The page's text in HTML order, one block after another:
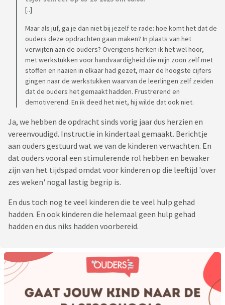
[..]
Maar als juf, ga je dan niet bij jezelf te rade: hoe komt het dat de
ouders deze opdrachten gaan maken? In plaats van het
verwijten aan de ouders? Overigens herken ik het wel hoor,
met werkstukken voor handvaardigheid die mijn zoon zelf met
stoffen en naaien in elkaar had gezet, maar de hoogste cijfers
gingen naar de werkstukken waarvan de leerlingen zelf zeiden
dat de ouders het gemaakt hadden. Frustrerend en
demotiverend. En ik deed het niet, hij wilde dat ook niet.
Ja, we hebben de opdracht sinds vorig jaar dus herzien en
vereenvoudigd. Instructie in kindertaal gemaakt. Berichtje
aan ouders gestuurd wat we van de kinderen verwachten. En
dat ouders vooral een stimulerende rol hebben en bewaker
zijn van het tijdspad omdat voor kinderen op die leeftijd 'over
zes weken' nogal lastig begrip is.
En dus toch nog te veel kinderen die te veel hulp gehad
hadden. En ook kinderen die helemaal geen hulp gehad
hadden en dus niks hadden voorbereid.